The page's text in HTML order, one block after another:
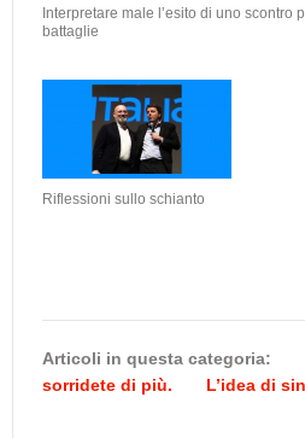
Interpretare male l’esito di uno scontro
battaglie
Riflessioni sullo schianto
Articoli in questa categoria:
sorridete di più.
L’idea di